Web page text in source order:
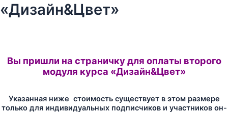
«Дизайн&Цвет»
Вы пришли на страничку для оплаты второго
модуля курса «Дизайн&Цвет»
Указанная ниже стоимость существует в этом размере
только для индивидуальных подписчиков и участников он-